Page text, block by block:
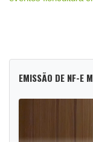
EMISSÃO DE NF-E